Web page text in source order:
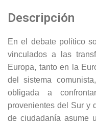
Descripción
En el debate político
vinculados a las
Europa, tanto en la
del sistema
obligada a
provenientes del Sur y
de ciudadanía asume